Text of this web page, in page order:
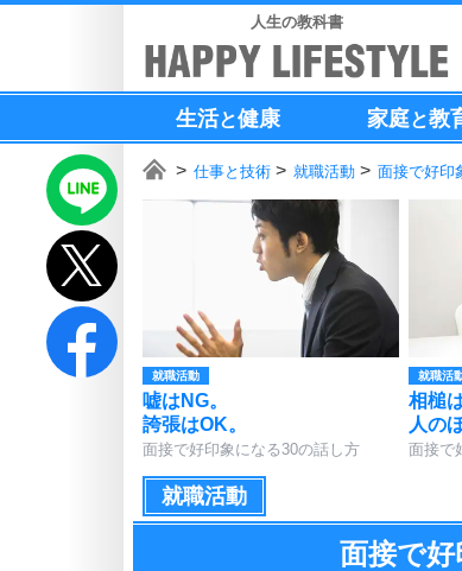
人生の教科書
生活と健康 家庭と教
仕事と技術 就職活動 面接で好印
就職活動
嘘はNG。
誇張はOK。
面接で好印象になる30の話し方
就職活
相槌
人の
面接で
就職活動
面接で